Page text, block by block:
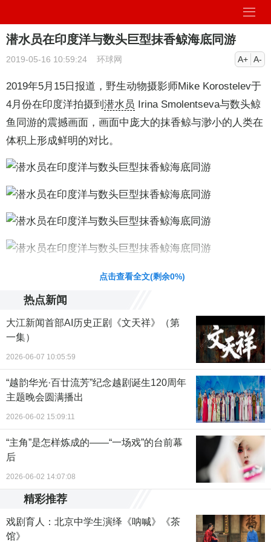
潜水员在印度洋与数头巨型抹香鲸海底同游
2019-05-16 10:59:24 环球网 A+ A-
2019年5月15日报道，野生动物摄影师Mike Korostelev于
4月份在印度洋拍摄到 潜水员 Irina Smolentseva与数头鲸
鱼同游的震撼画面，画面中庞大的抹香鲸与渺小的人类在
体积上形成鲜明的对比。
责任编辑：段颖 CC004
点击查看全文(剩余0%)
热点新闻
大江新闻首部AI历史正剧《文天祥》（第
一集）
2026-06-07 10:05:59
“越韵华光·百廿流芳”纪念越剧诞生120周年
主题晚会圆满播出
2026-06-02 15:09:11
“主角”是怎样炼成的——“一场戏”的台前幕
后
2026-06-02 14:07:08
精彩推荐
戏剧育人：北京中学生演绎《呐喊》《茶
馆》